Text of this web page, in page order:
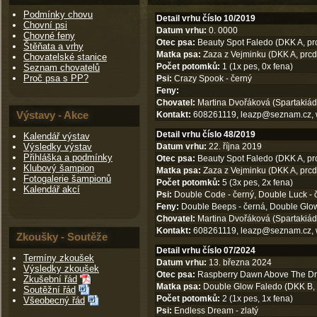
Podmínky chovu
Chovní psi
Chovné feny
Štěňata a vrhy
Chovatelské stanice
Seznam chovatelů
Proč psa s PP?
Výstavy - Akce
Kalendář výstav
Výsledky výstav
Přihláška a podmínky
Klubový šampion
Fotogalerie šampionů
Kalendář akcí
Zkoušky - Soutěže
Termíny zkoušek
Výsledky zkoušek
Zkušební řád
Soutěžní řád
Všeobecný řád
Detail vrhu číslo 10/2019
Datum vrhu: 0. 0000
Otec psa: Beauty Spot Faledo (DKK A,
Matka psa: Zaza z Vejminku (DKK A,
Počet potomků: 1 (1x pes, 0x fena)
Psi: Crazy Spook - černý
Feny:
Chovatel: Martina Dvořáková
Kontakt: 608261119, leazp@seznam.cz,
Detail vrhu číslo 48/2019
Datum vrhu: 22. října 2019
Otec psa: Beauty Spot Faledo (DKK A,
Matka psa: Zaza z Vejminku (DKK A,
Počet potomků: 5 (3x pes, 2x fena)
Psi: Double Code - černý, Double Luck -
Feny: Double Beeps - černá, Double
Chovatel: Martina Dvořáková
Kontakt: 608261119, leazp@seznam.cz,
Detail vrhu číslo 07/2024
Datum vrhu: 13. března 2024
Otec psa: Raspberry Dawn Above The
Matka psa: Double Glow Faledo (DKK B,
Počet potomků: 2 (1x pes, 1x fena)
Psi: Endless Dream - zlatý